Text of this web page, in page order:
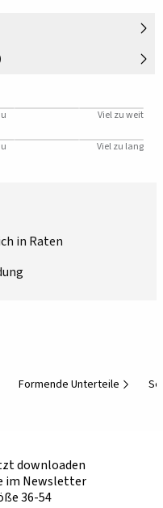
Viel zu weit
Viel zu lang
in Raten
Formende Unterteile
downloaden
im Newsletter
36-54